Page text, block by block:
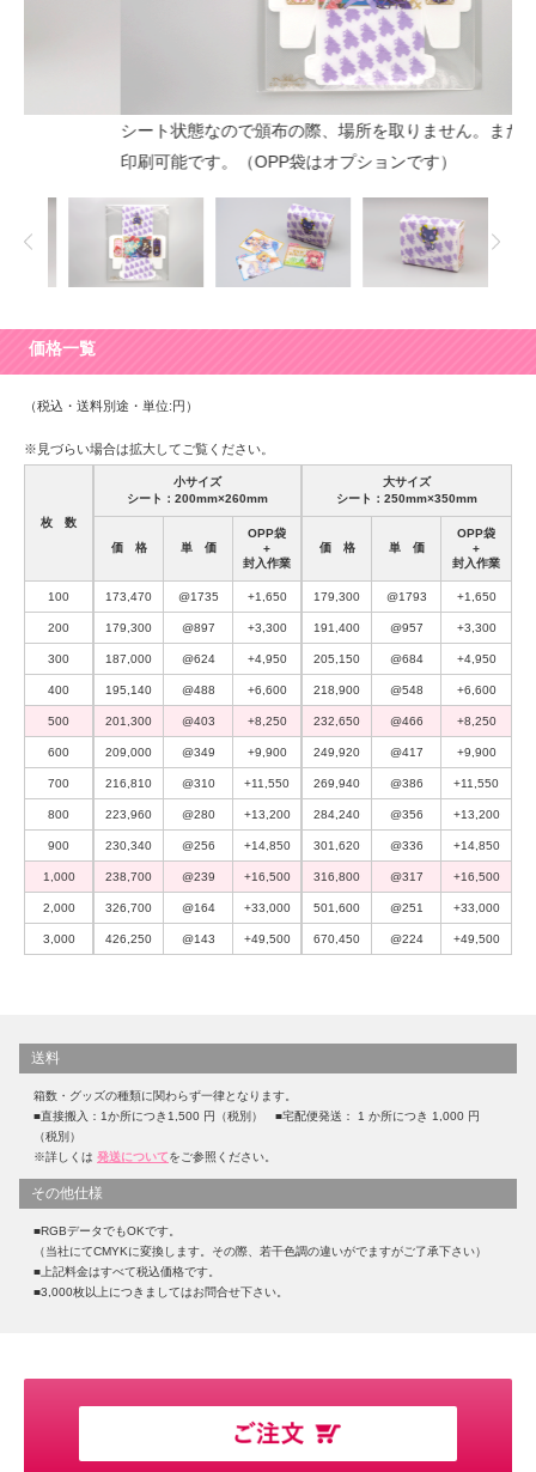
シート状態なので頒布の際、場所を取りません。また、周りにも
印刷可能です。（OPP袋はオプションです）
価格一覧
（税込・送料別途・単位:円）
※見づらい場合は拡大してご覧ください。
枚 数
小サイズ
シート：200mm×260mm
大サイズ
シート：250mm×350mm
価 格 単 価
OPP袋
+
封入作業
価 格 単 価
OPP袋
+
封入作業
100 173,470 @1735 +1,650 179,300 @1793 +1,650
200 179,300 @897 +3,300 191,400 @957 +3,300
300 187,000 @624 +4,950 205,150 @684 +4,950
400 195,140 @488 +6,600 218,900 @548 +6,600
500 201,300 @403 +8,250 232,650 @466 +8,250
600 209,000 @349 +9,900 249,920 @417 +9,900
700 216,810 @310 +11,550 269,940 @386 +11,550
800 223,960 @280 +13,200 284,240 @356 +13,200
900 230,340 @256 +14,850 301,620 @336 +14,850
1,000 238,700 @239 +16,500 316,800 @317 +16,500
2,000 326,700 @164 +33,000 501,600 @251 +33,000
3,000 426,250 @143 +49,500 670,450 @224 +49,500
送料
箱数・グッズの種類に関わらず一律となります。
■直接搬入：1か所につき1,500 円（税別） ■宅配便発送： 1 か所につき 1,000 円
（税別）
※詳しくは 発送についてをご参照ください。
その他仕様
■RGBデータでもOKです。
（当社にてCMYKに変換します。その際、若干色調の違いがでますがご了承下さい）
■上記料金はすべて税込価格です。
■3,000枚以上につきましてはお問合せ下さい。